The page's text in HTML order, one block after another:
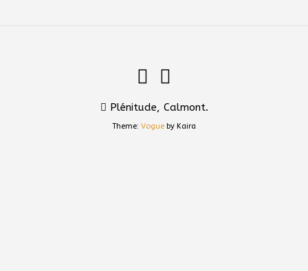
Plénitude, Calmont.
Theme: Vogue by Kaira